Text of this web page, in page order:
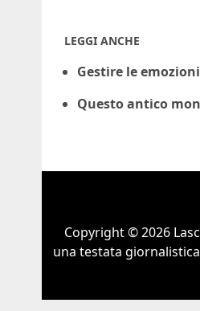
LEGGI ANCHE
Gestire le
Questo antico
Copyright © 2026
una testata